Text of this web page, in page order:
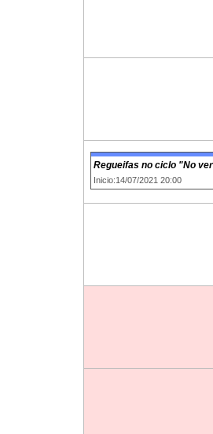
Regueifas no ciclo "No
Inicio:14/07/2021 20:00